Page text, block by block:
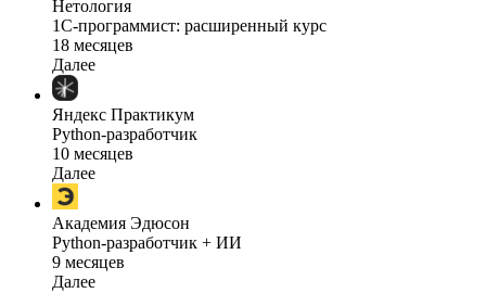
Нетология
1C-программист: расширенный курс
18 месяцев
Далее
Яндекс Практикум
Python-разработчик
10 месяцев
Далее
Академия Эдюсон
Python-разработчик + ИИ
9 месяцев
Далее